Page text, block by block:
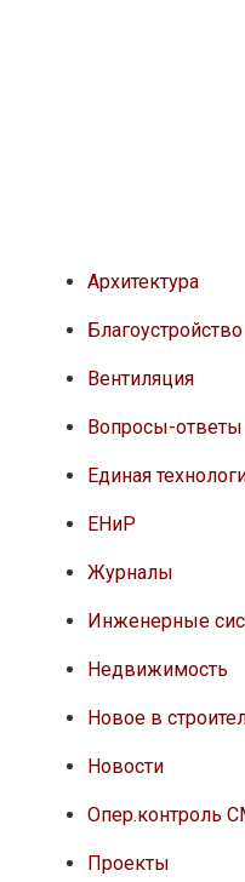
Архитектура
Благоустройство
Вентиляция
Вопросы-ответы
Единая
ЕНиР
Журналы
Инженерные
Недвижимость
Новое в
Новости
Опер.контроль
Проекты